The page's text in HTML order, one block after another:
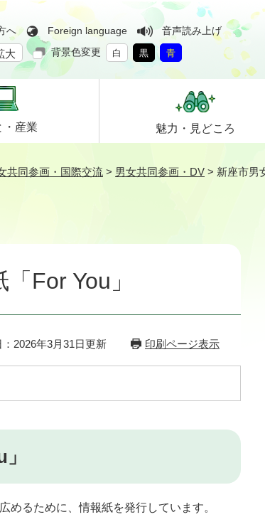
へ Foreign language
音声読み上げ
大 背景色変更 白 黒 青
産業 魅力・ 見どころ
共同参画・国際交流 > 男女共同参画・DV > 新座市男
For You」
2026年3月31日更新 印刷ページ表示
るために、情報紙を発行しています。